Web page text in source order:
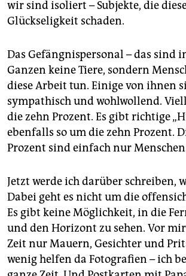
wir sind isoliert – Subjekte, die
Glückseligkeit schaden.
Das Gefängnispersonal – das sind
Ganzen keine Tiere, sondern
diese Arbeit tun. Einige von ihnen
sympathisch und wohlwollend.
die zehn Prozent. Es gibt richtige
ebenfalls so um die zehn Prozent.
Prozent sind einfach nur
Jetzt werde ich darüber schreiben,
Dabei geht es nicht um die
Es gibt keine Möglichkeit, in die
und den Horizont zu sehen. Vor
Zeit nur Mauern, Gesichter und
wenig helfen da Fotografien – ich